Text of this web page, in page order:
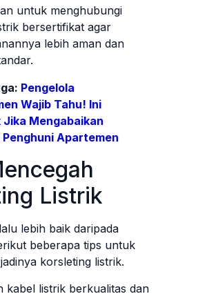
untuk menghubungi
bersertifikat agar
lebih aman dan
Pengelola
Wajib Tahu! Ini
Jika Mengabaikan
Penghuni Apartemen
Listrik
lebih baik daripada
beberapa tips untuk
korsleting listrik.
kabel listrik berkualitas dan